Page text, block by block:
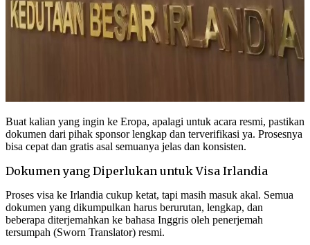
Buat kalian yang ingin ke Eropa, apalagi untuk acara resmi, pastikan
dokumen dari pihak sponsor lengkap dan terverifikasi ya. Prosesnya
bisa cepat dan gratis asal semuanya jelas dan konsisten.
Dokumen yang Diperlukan untuk Visa Irlandia
Proses visa ke Irlandia cukup ketat, tapi masih masuk akal. Semua
dokumen yang dikumpulkan harus berurutan, lengkap, dan
beberapa diterjemahkan ke bahasa Inggris oleh penerjemah
tersumpah (Sworn Translator) resmi.